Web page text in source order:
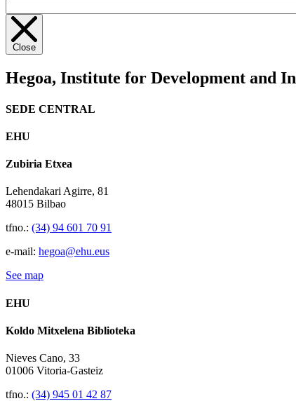
Close
Hegoa, Institute for Development and
SEDE CENTRAL
EHU
Zubiria Etxea
Lehendakari Agirre, 81
48015 Bilbao
tfno.: (34) 94 601 70 91
e-mail: hegoa@ehu.eus
See map
EHU
Koldo Mitxelena Biblioteka
Nieves Cano, 33
01006 Vitoria-Gasteiz
tfno.: (34) 945 01 42 87